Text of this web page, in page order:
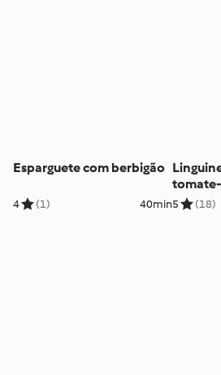
Esparguete com berbigão
4 (1) 40min5 (18)